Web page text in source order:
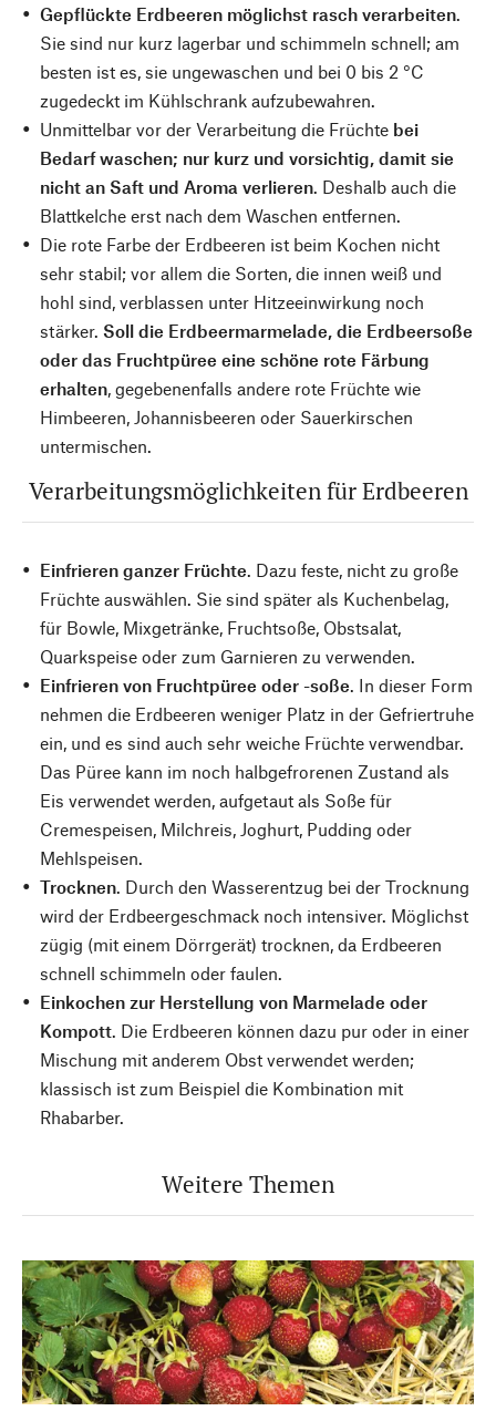
Gepflückte Erdbeeren möglichst rasch verarbeiten.
Sie sind nur kurz lagerbar und schimmeln schnell; am
besten ist es, sie ungewaschen und bei 0 bis 2 °C
zugedeckt im Kühlschrank aufzubewahren.
Unmittelbar vor der Verarbeitung die Früchte bei
Bedarf waschen; nur kurz und vorsichtig, damit sie
nicht an Saft und Aroma verlieren. Deshalb auch die
Blattkelche erst nach dem Waschen entfernen.
Die rote Farbe der Erdbeeren ist beim Kochen nicht
sehr stabil; vor allem die Sorten, die innen weiß und
hohl sind, verblassen unter Hitzeeinwirkung noch
stärker. Soll die Erdbeermarmelade, die Erdbeersoße
oder das Fruchtpüree eine schöne rote Färbung
erhalten, gegebenenfalls andere rote Früchte wie
Himbeeren, Johannisbeeren oder Sauerkirschen
untermischen.
Verarbeitungsmöglichkeiten für Erdbeeren
Einfrieren ganzer Früchte. Dazu feste, nicht zu große
Früchte auswählen. Sie sind später als Kuchenbelag,
für Bowle, Mixgetränke, Fruchtsoße, Obstsalat,
Quarkspeise oder zum Garnieren zu verwenden.
Einfrieren von Fruchtpüree oder -soße. In dieser Form
nehmen die Erdbeeren weniger Platz in der Gefriertruhe
ein, und es sind auch sehr weiche Früchte verwendbar.
Das Püree kann im noch halbgefrorenen Zustand als
Eis verwendet werden, aufgetaut als Soße für
Cremespeisen, Milchreis, Joghurt, Pudding oder
Mehlspeisen.
Trocknen. Durch den Wasserentzug bei der Trocknung
wird der Erdbeergeschmack noch intensiver. Möglichst
zügig (mit einem Dörrgerät) trocknen, da Erdbeeren
schnell schimmeln oder faulen.
Einkochen zur Herstellung von Marmelade oder
Kompott. Die Erdbeeren können dazu pur oder in einer
Mischung mit anderem Obst verwendet werden;
klassisch ist zum Beispiel die Kombination mit
Rhabarber.
Weitere Themen